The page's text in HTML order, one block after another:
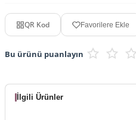
QR Kod Favorilere Ekle
Bu ürünü puanlayın
İlgili Ürünler